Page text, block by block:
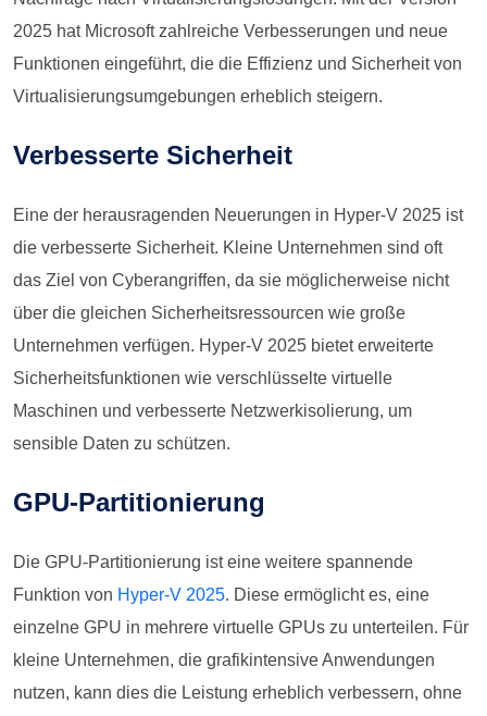
2025 hat Microsoft zahlreiche Verbesserungen und neue
Funktionen eingeführt, die die Effizienz und Sicherheit von
Virtualisierungsumgebungen erheblich steigern.
Verbesserte Sicherheit
Eine der herausragenden Neuerungen in Hyper-V 2025 ist
die verbesserte Sicherheit. Kleine Unternehmen sind oft
das Ziel von Cyberangriffen, da sie möglicherweise nicht
über die gleichen Sicherheitsressourcen wie große
Unternehmen verfügen. Hyper-V 2025 bietet erweiterte
Sicherheitsfunktionen wie verschlüsselte virtuelle
Maschinen und verbesserte Netzwerkisolierung, um
sensible Daten zu schützen.
GPU-Partitionierung
Die GPU-Partitionierung ist eine weitere spannende
Funktion von Hyper-V 2025. Diese ermöglicht es, eine
einzelne GPU in mehrere virtuelle GPUs zu unterteilen. Für
kleine Unternehmen, die grafikintensive Anwendungen
nutzen, kann dies die Leistung erheblich verbessern, ohne